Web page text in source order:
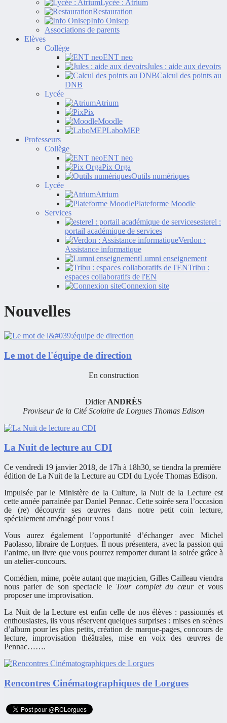
Lycée : Atrium
Restauration
Info Onisep
Associations de parents
Elèves
Collège
ENT neo
Jules : aide aux devoirs
Calcul des points au
DNB
Lycée
Atrium
Pix
Moodle
LaboMEP
Professeurs
Collège
ENT neo
Pix Orga
Outils numériques
Lycée
Atrium
Plateforme Moodle
Services
esterel :
portail académique de services
Verdon :
Assistance informatique
Lumni enseignement
Tribu :
espaces collaboratifs de l'EN
Connexion site
Nouvelles
Le mot de l'équipe de direction
En construction
Didier ANDRÈS
Proviseur de la Cité Scolaire de Lorgues Thomas Edison
La Nuit de lecture au CDI
Ce vendredi 19 janvier 2018, de 17h à 18h30, se tiendra la première
édition de La Nuit de la Lecture au CDI du Lycée Thomas Edison.
Impulsée par le Ministère de la Culture, la Nuit de la Lecture est
cette année parrainée par Daniel Pennac. Cette soirée sera l’occasion
de (re) découvrir ses œuvres dans notre petit coin lecture,
spécialement aménagé pour vous !
Vous aurez également l’opportunité d’échanger avec Michel
Paolasso, libraire de Lorgues. Il nous présentera, avec la passion qui
l’anime, un livre que vous pourrez remporter durant la soirée grâce à
un atelier-concours.
Comédien, mime, poète autant que magicien, Gilles Cailleau viendra
nous parler de son spectacle le Tour complet du cœuret vous
proposer une improvisation.
La Nuit de la Lecture est enfin celle de nos élèves : passionnés et
enthousiastes, ils vous réservent quelques surprises : mises en scènes
d’album pour les plus petits, création de marque-pages, concours de
lecture, improvisation théâtrales, mise en voix des œuvres de
Pennac…….
Rencontres Cinématographiques de Lorgues